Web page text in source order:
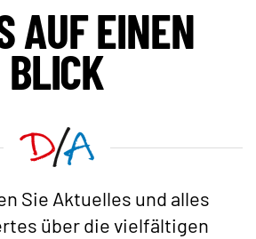
AUF EINEN
BLICK
Sie Aktuelles und alles
über die vielfältigen